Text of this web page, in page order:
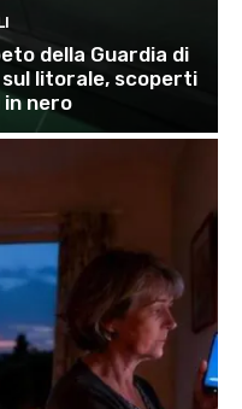
della Guardia di
litorale, scoperti
nero